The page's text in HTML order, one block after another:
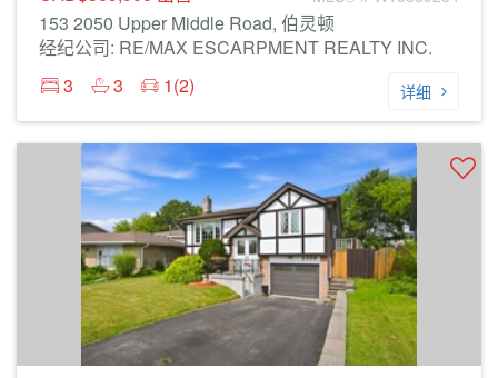
153 2050 Upper Middle Road, 伯灵顿
经纪公司: RE/MAX ESCARPMENT REALTY INC.
3
3 1(2) 详细